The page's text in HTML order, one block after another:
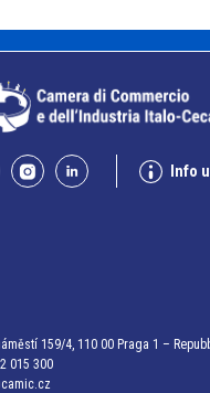
Info
159/4, 110 00 Praga 1 –
015 300